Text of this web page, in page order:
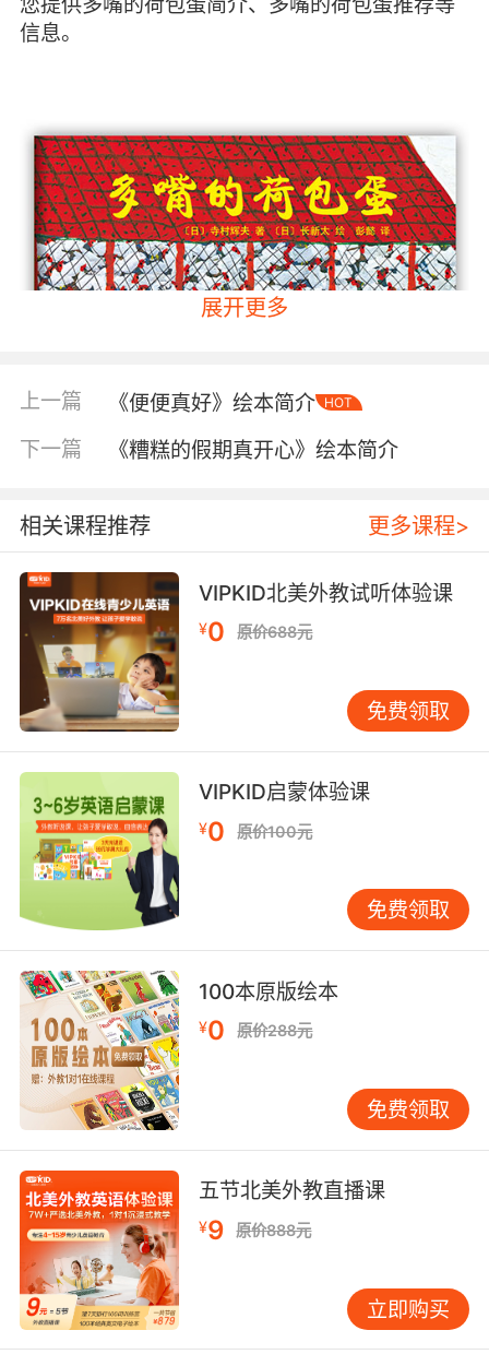
信息。
内容简介
从前有一个国王，他最喜欢吃煎荷包蛋。某天，
国王在城堡里闲逛的时候，一时兴起悄悄打开了
鸡舍门，没想到引来几百只鸡追着他跑。王宫卫
队们平息鸡的骚乱后，为了找出闯祸的“犯人”，
在王国内进行了大搜查，可是谁能想到国王就是
犯人呢，除了那只跟着国王进了房间的母鸡……
寺村辉夫的这个故事很容易让人联想起著名童话
《国王长着驴耳朵》，但相比起来，寺村辉夫笔
下的这个国王，虽然贪玩、贪吃、爱说任性的
话，却一点儿也不让人讨厌，加上画家长新太为
其塑造的不管哪里都圆乎乎的形象，更是透露出
一股孩子般的天真。整个故事风趣幽默，有着令
人称道的独特童趣。
媒体评论
日本安徒生奖得主 寺村辉夫 代表作
《圆白菜小弟》作者 长新太 童心绘制
展开更多
上一篇 《便便真好》绘本简介 HOT
下一篇 《糟糕的假期真开心》绘本简介
相关课程推荐 更多课程>
VIPKID北美外教试听体验课
¥0 原价688元
免费领取
VIPKID启蒙体验课
¥0 原价100元
免费领取
100本原版绘本
¥0 原价288元
免费领取
五节北美外教直播课
¥9 原价888元
立即购买